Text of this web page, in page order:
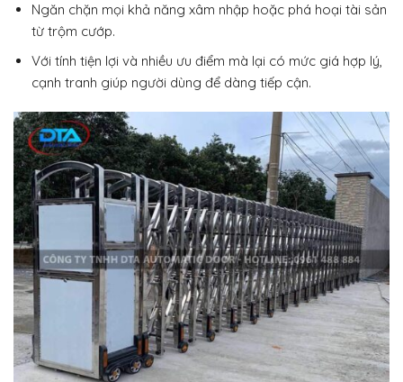
Ngăn chặn mọi khả năng xâm nhập hoặc phá hoại tài sản
từ trộm cướp.
Với tính tiện lợi và nhiều ưu điểm mà lại có mức giá hợp lý,
cạnh tranh giúp người dùng để dàng tiếp cận.